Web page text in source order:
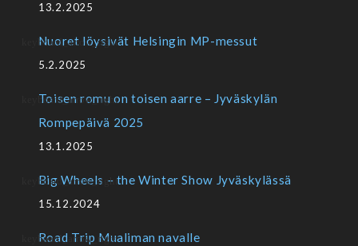
13.2.2025
Nuoret löysivät Helsingin MP-messut
5.2.2025
Toisen romu on toisen aarre – Jyväskylän
Rompepäivä 2025
13.1.2025
Big Wheels – the Winter Show Jyväskylässä
15.12.2024
Road Trip Mualiman navalle